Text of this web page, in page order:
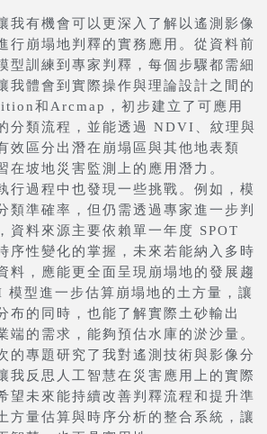
有機會可以更深入了解以遙測影像
行崩塌地判釋的實務應用。從資料前
型訓練到專家判釋，每個步驟都需細
我體會到實際操作與理論設計之間的
和Arcmap，初步建立了可應用
分類流程，並能透過 NDVI、紋理與
效區分出潛在崩塌區與其他地表類
在坡地災害監測上的應用潛力。
過程中也發現一些挑戰。例如，模
類準確率，但仍需透過專家進一步判
資料來源主要依賴單一年度 SPOT
序性變化的掌握，未來若能納入多時
料，應能更全面呈現崩塌地的發展趨
型進一步估算崩塌地的土方量，讓
布的同時，也能了解實際土砂輸出
端的需求，能夠預估水庫的淤沙量。
專題研究了我對遙測技術與影像分
我反思人工智慧在災害應用上的實際
望未來能持續改善判釋流程和提升準
方量估算與時序分析的整合系統，讓